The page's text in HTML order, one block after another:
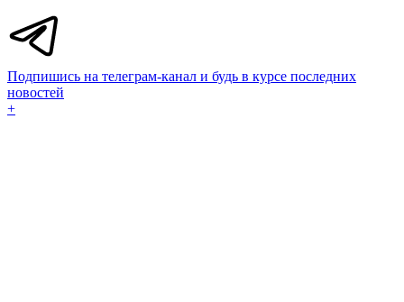
Подпишись на телеграм-канал и будь в курсе последних
новостей
+